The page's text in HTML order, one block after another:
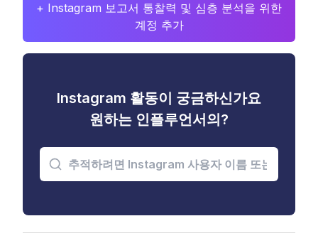
+ Instagram 보고서 통찰력 및 심층 분석을 위한
계정 추가
Instagram 활동이 궁금하신가요
원하는 인플루언서의?